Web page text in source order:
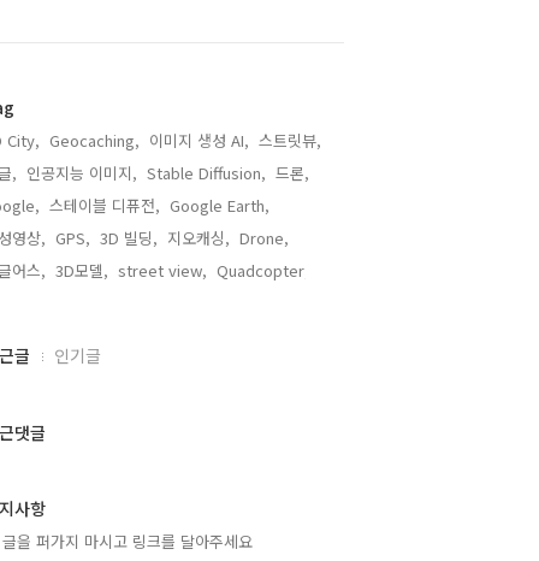
City, Geocaching, 이미지 생성 AI, 스트릿뷰,
, 인공지능 이미지, Stable Diffusion, 드론,
스테이블 디퓨전, Google Earth,
영상, GPS, 3D 빌딩, 지오캐싱, Drone,
어스, 3D모델, street view, Quadcopter,
글 인기글
댓글
사항
을 퍼가지 마시고 링크를 달아주세요